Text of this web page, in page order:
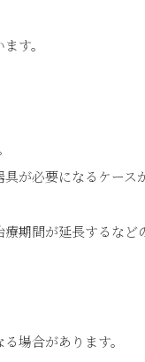
す。
が必要になるケース
期間が延長するなど
場合があります。